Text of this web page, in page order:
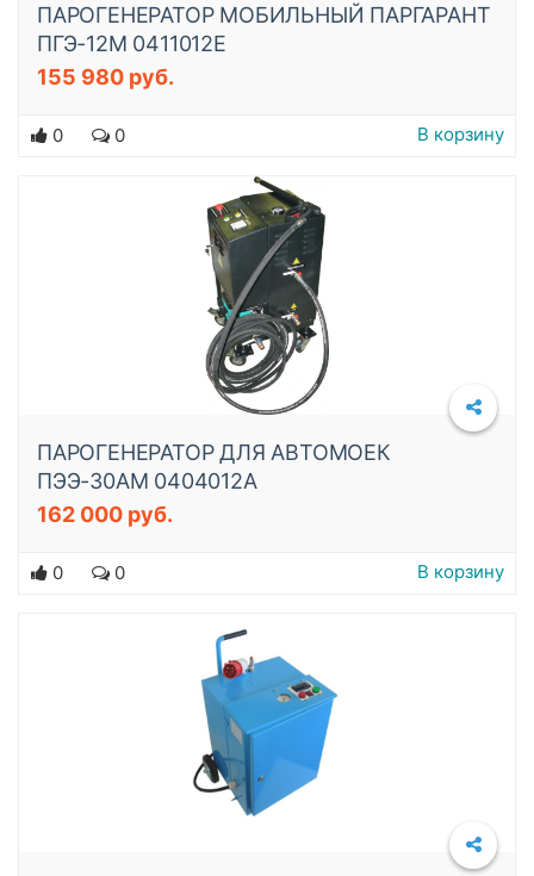
ПАРОГЕНЕРАТОР МОБИЛЬНЫЙ ПАРГАРАНТ
ПГЭ-12М 0411012E
155 980 руб.
0 0 В корзину
ПАРОГЕНЕРАТОР ДЛЯ АВТОМОЕК
ПЭЭ-30АМ 0404012A
162 000 руб.
0 0 В корзину